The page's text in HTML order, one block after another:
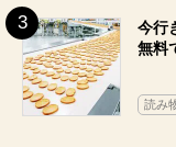
今行
無料
読み